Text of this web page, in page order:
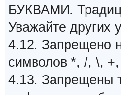
БУКВАМИ.
Уважайте других
4.12. Запрещено
символов *, /, \, +,
4.13. Запрещены